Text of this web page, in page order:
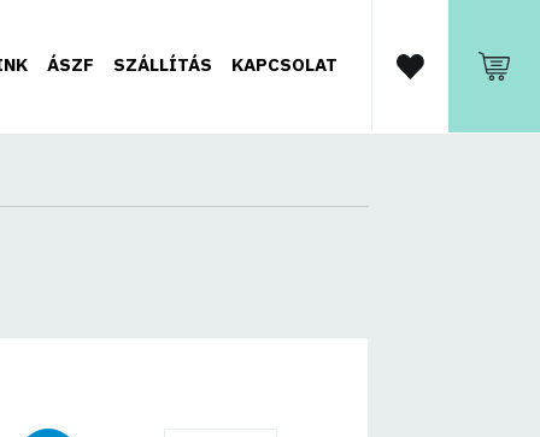
ÁSZF SZÁLLÍTÁS KAPCSOLAT